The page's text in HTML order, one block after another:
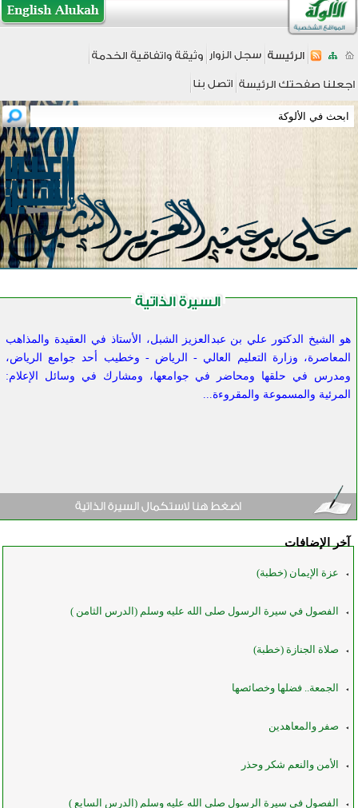
هو الشيخ الدكتور علي بن عبدالعزيز الشبل، الأستاذ في العقيدة والمذاهب
المعاصرة، وزارة التعليم العالي - الرياض - وخطيب أحد جوامع الرياض،
ومدرس في حلقها ومحاضر في جوامعها، ومشارك في وسائل الإعلام:
المرئية والمسموعة والمقروءة...
آخر الإضافات
عزة الإيمان (خطبة)
الفصول في سيرة الرسول صلى الله عليه وسلم (الدرس الثامن )
صلاة الجنازة (خطبة)
الجمعة.. فضلها وخصائصها
صفر والمعاهدين
الأمن والنعم شكر وحذر
الفصول في سيرة الرسول صلى الله عليه وسلم (الدرس السابع )